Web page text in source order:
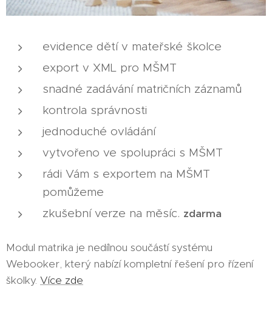
evidence dětí v mateřské školce
export v XML pro MŠMT
snadné zadávání matričních záznamů
kontrola správnosti
jednoduché ovládání
vytvořeno ve spolupráci s MŠMT
rádi Vám s exportem na MŠMT
pomůžeme
zkušební verze na měsíc. zdarma
Modul matrika je nedílnou součástí systému
Webooker, který nabízí kompletní řešení pro řízení
školky. Více zde